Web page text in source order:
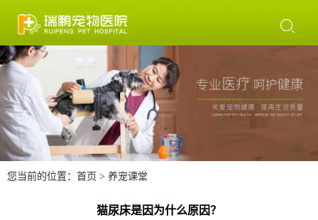

您当前的位置： 首页 > 养宠课堂
猫尿床是因为什么原因？